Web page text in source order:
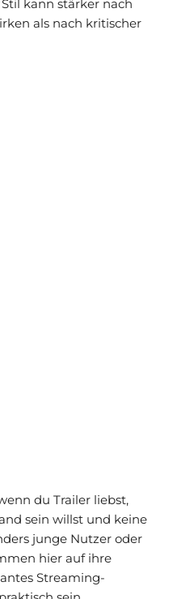
Stil kann stärker nach
als nach kritischer
du Trailer liebst,
sein willst und keine
junge Nutzer oder
hier auf ihre
Streaming-